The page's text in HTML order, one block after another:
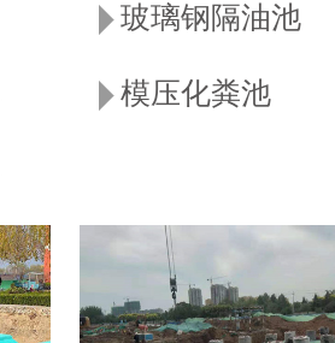
玻璃钢隔油池
模压化粪池